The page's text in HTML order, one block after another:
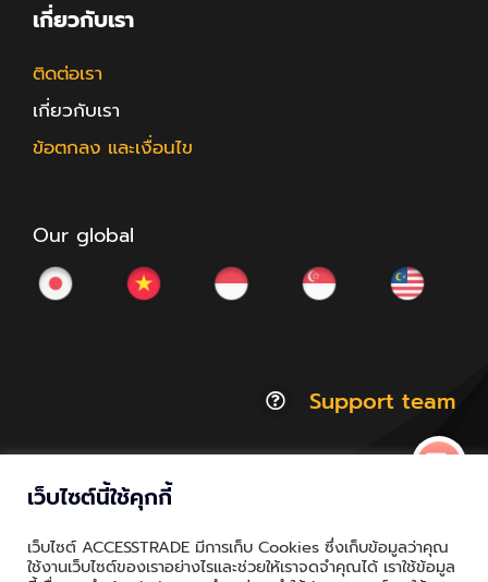
เกี่ยวกับเรา
ติดต่อเรา
เกี่ยวกับเรา
ข้อตกลง และเงื่อนไข
Our global
Support team
Thailand.a | All Rights Reserved
เว็บไซต์นี้ใช้คุกกี้
เว็บไซต์ ACCESSTRADE มีการเก็บ Cookies ซึ่งเก็บข้อมูลว่าคุณ
ใช้งานเว็บไซต์ของเราอย่างไรและช่วยให้เราจดจำคุณได้ เราใช้ข้อมูล